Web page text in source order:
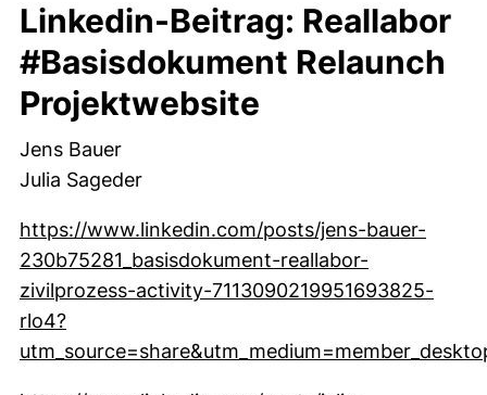
Linkedin-Beitrag: Reallabor
#Basisdokument Relaunch
Projektwebsite
Jens Bauer
Julia Sageder
https://www.linkedin.com/posts/jens-bauer-
230b75281_basisdokument-reallabor-
zivilprozess-activity-7113090219951693825-
rlo4?